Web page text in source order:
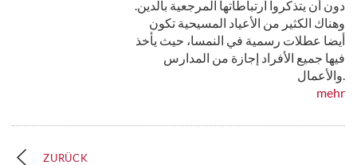
دون أن يتذكروا ارتباطاتها المرجعية بالدين.
وهناك الكثير من الأعياد المسيحية تكون
أيضا عطلات رسمية في النمسا، حيث يأخذ
فيها جميع الأفراد إجازة من المدارس
والأعمال.
mehr
ZURÜCK